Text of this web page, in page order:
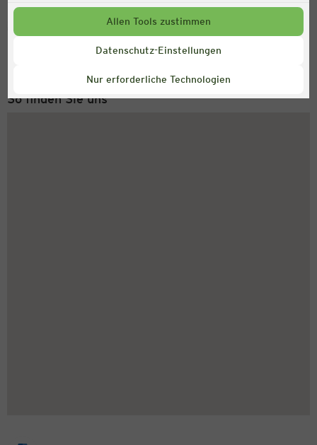
Allen Tools zustimmen
Datenschutz-Einstellungen
Nur erforderliche Technologien
Service Hotline
+49 (0) 2546 / 98 999 98
So finden Sie uns